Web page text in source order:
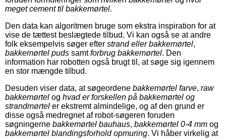
meget cement til bakkemørtel.
Den data kan algoritmen bruge som ekstra inspiration for at
vise de tættest beslægtede tilbud. Vi kan også se at andre
folk eksempelvis søger efter strand eller bakkemørtel,
bakkemørtel puds samtforbrug bakkemørtel. Den
information har robotten også brugt til, at søge sig igennem
en stor mængde tilbud.
Desuden viser data, at søgeordene bakkemørtel farve, raw
bakkemørtel og hvad er forskellen på bakkemørtel og
strandmørtel er ekstremt almindelige, og af den grund er
disse også medregnet af robot-søgeren foruden
søgningerne bakkemørtel bauhaus, bakkemørtel 0-4 mm og
bakkemørtel blandingsforhold opmuring. Vi håber virkelig at